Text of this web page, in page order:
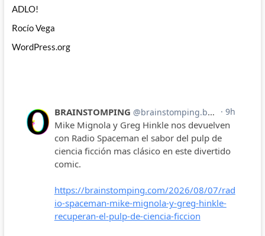
ADLO!
Rocío Vega
WordPress.org